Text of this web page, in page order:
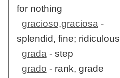
for nothing
gracioso,graciosa -
splendid, fine; ridiculous
grada - step
grado - rank, grade